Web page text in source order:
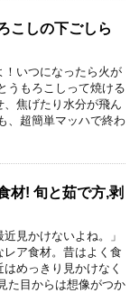
こしの下ごしら
！いつになったら火が
うもろこしって焼ける
焦げたり水分が飛ん
、超簡単マッハで終わ
材! 旬と茹で方,剥
見かけないよね。」
ア食材。昔はよく食
めっきり見かけなく
た目からは想像がつか